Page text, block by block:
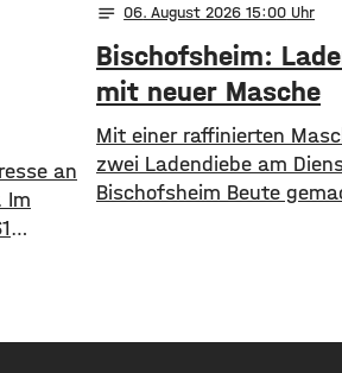
an
Im
notes 06. August 2026 15:00
Bischofsheim:
mit neuer Masche
Mit einer raffinierten
zwei Ladendiebe am
Bischofsheim Beute
Einkaufswagen geladen.